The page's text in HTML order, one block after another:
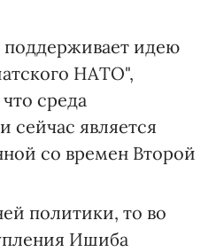
идею
НАТО",
среда
сейчас является
со времен Второй
политики, то во
Ишиба